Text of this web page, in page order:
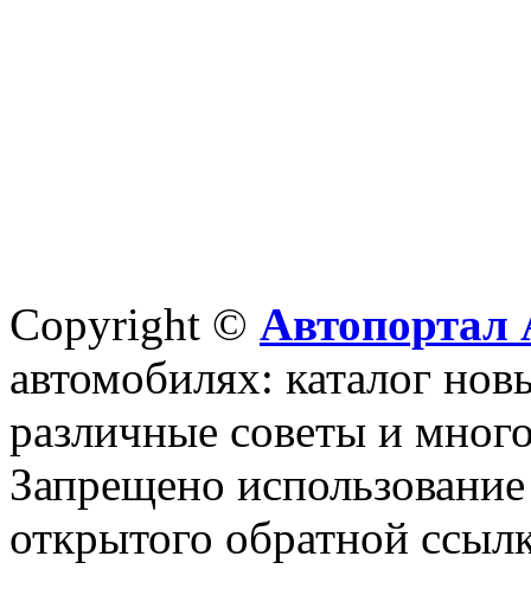
Copyright © Автопортал
автомобилях: каталог
различные советы и
Запрещено
открытого обратной